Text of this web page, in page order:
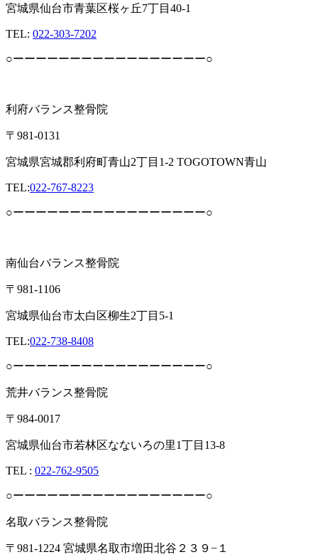
宮城県仙台市青葉区桜ヶ丘7丁目40-1
TEL: 022-303-7202
○ーーーーーーーーーーーーーーーーー○
利府バランス整骨院
〒981-0131
宮城県宮城郡利府町青山2丁目1-2 TOGOTOWN青山
TEL:022-767-8223
○ーーーーーーーーーーーーーーーーー○
南仙台バランス整骨院
〒981-1106
宮城県仙台市太白区柳生2丁目5-1
TEL:022-738-8408
○ーーーーーーーーーーーーーーーーー○
荒井バランス整骨院
〒984-0017
宮城県仙台市若林区なないろの里1丁目13-8
TEL : 022-762-9505
○ーーーーーーーーーーーーーーーーー○
名取バランス整骨院
〒981-1224 宮城県名取市増田北谷２３９−１